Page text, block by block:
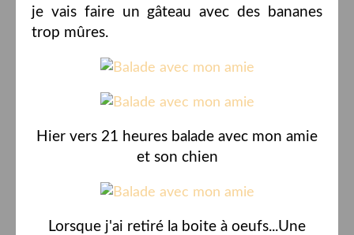
je vais faire un gâteau avec des bananes
trop mûres.
Hier vers 21 heures balade avec mon amie
et son chien
Lorsque j'ai retiré la boite à oeufs...Une